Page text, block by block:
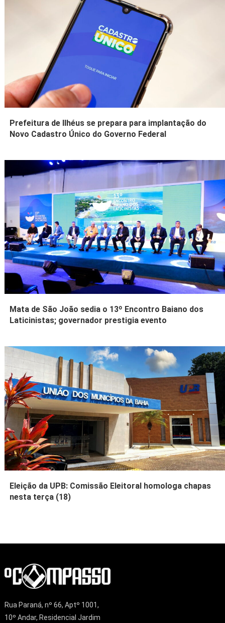
Prefeitura de Ilhéus se prepara para implantação do
Novo Cadastro Único do Governo Federal
Mata de São João sedia o 13º Encontro Baiano dos
Laticinistas; governador prestigia evento
Eleição da UPB: Comissão Eleitoral homologa chapas
nesta terça (18)
Rua Paraná, nº 66, Aptº 1001,
10º Andar, Residencial Jardim